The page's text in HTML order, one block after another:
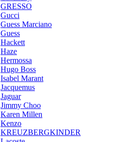
GRESSO
Gucci
Guess Marciano
Guess
Hackett
Haze
Hermossa
Hugo Boss
Isabel Marant
Jacquemus
Jaguar
Jimmy Choo
Karen Millen
Kenzo
KREUZBERGKINDER